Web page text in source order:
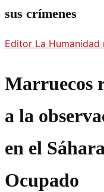
sus crímenes
Editor La Humanidad
Marruecos
a la
en el
Ocupado